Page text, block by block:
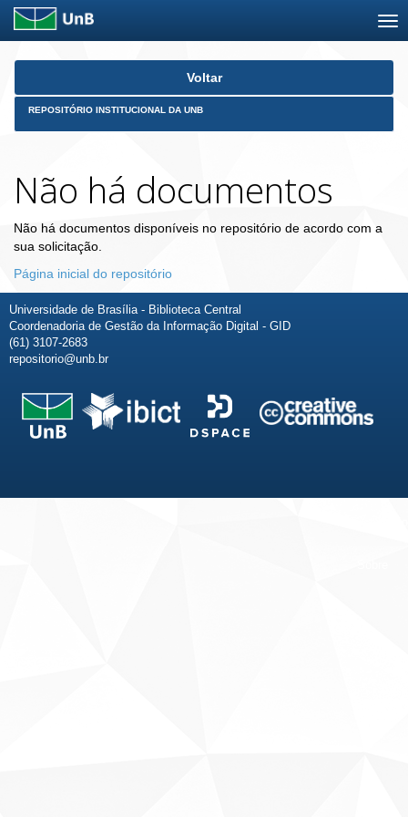
Skip
Voltar
REPOSITÓRIO INSTITUCIONAL DA UNB
Não há documentos
Não há documentos disponíveis no repositório de acordo com a
sua solicitação.
Página inicial do repositório
Universidade de Brasília - Biblioteca Central
Coordenadoria de Gestão da Informação Digital - GID
(61) 3107-2683
repositorio@unb.br